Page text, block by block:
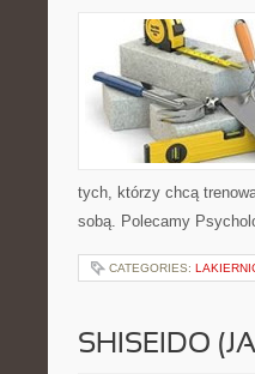
tych, którzy chcą
sobą. Polecamy
CATEGORIES:
SHISEIDO